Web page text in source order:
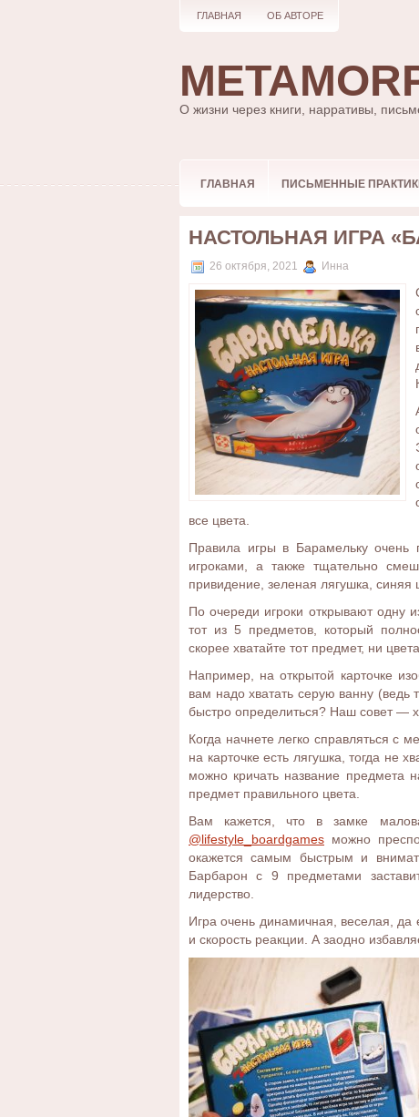
ГЛАВНАЯ ОБ АВТОРЕ
О жизни через книги, нарративы,
ГЛАВНАЯ ПИСЬМЕННЫЕ
НАСТОЛЬНАЯ ИГРА
26 октября, 2021 Инна
все цвета.
Правила игры в Барамельку очень
игроками, а также тщательно
привидение, зеленая лягушка, синяя
По очереди игроки открывают одну
тот из 5 предметов, который
скорее хватайте тот предмет, ни
Например, на открытой карточке
вам надо хватать серую ванну (ведь
быстро определиться? Наш совет —
Когда начнете легко справляться с
на карточке есть лягушка, тогда не
можно кричать название предмета
предмет правильного цвета.
Вам кажется, что в замке
@lifestyle_boardgames можно
окажется самым быстрым и
Барбарон с 9 предметами
лидерство.
Игра очень динамичная, веселая, да
и скорость реакции. А заодно